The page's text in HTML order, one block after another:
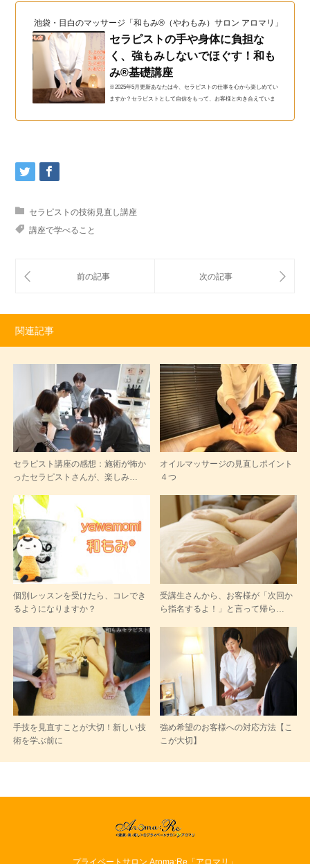
池袋・目白のマッサージ「和もみ®（やわもみ）サロン アロマリ」（和
セラピストの手や身体に負担な
く、強もみしないでほぐす！和も
み®基礎講座
※2025年5月更新あなたは今、セラピストの仕事を心から楽しめてい
ますか？セラピストとして自信をもって、お客様と向き合えていま
しての『土台となる基礎』から見直してみませんか？◆ こんなお悩
セラピストの技術見直し講座
講座で学べること
関連記事
セラピスト講座の感想：施術が怖か
ったセラピストさんが、楽しみ…
オイルマッサージの見直しポイント
４つ
個別レッスンを受けたら、コレでき
るようになりますか？
受講生さんから、お客様が「次回か
ら指名するよ！」と言って帰ら…
手技を見直すことが大切！新しい技
術を学ぶ前に
強め希望のお客様への対応方法【こ
こが大切】
プライベートサロン Aroma:Re「アロマリ」